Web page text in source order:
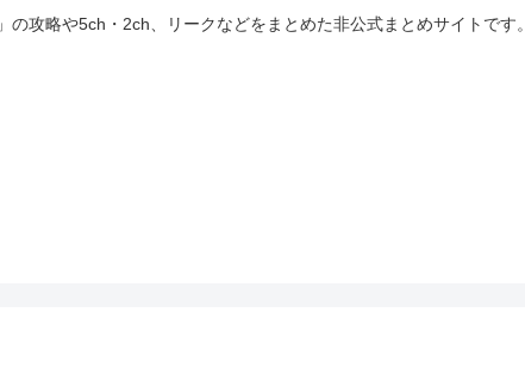
の攻略や5ch・2ch、リークなどをまとめた非公式まとめサイトです。